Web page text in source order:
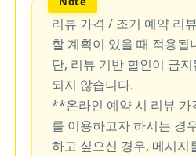
리뷰 가격 / 조기 예약 리
할 계획이 있을 때 적용됩
단, 리뷰 기반 할인이 금
되지 않습니다.
**온라인 예약 시 리뷰 가
를 이용하고자 하시는 경
하고 싶으신 경우, 메시지